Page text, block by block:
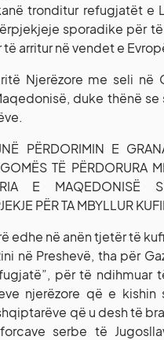
tronditur refugjatët e
sporadike për
arritur në vendet e
Njerëzore me seli në
duke thënë
PËRDORIMIN E
TË PËRDORURA
E MAQEDONISË
PËR TA MBYLLUR
edhe në anën tjetër të
në Preshevë, tha për
për të ndihmuar
njerëzore që e
që u desh të
serbe të